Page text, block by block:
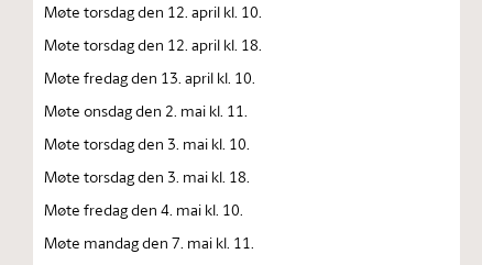
Møte torsdag den 12. april kl. 10.
Møte torsdag den 12. april kl. 18.
Møte fredag den 13. april kl. 10.
Møte onsdag den 2. mai kl. 11.
Møte torsdag den 3. mai kl. 10.
Møte torsdag den 3. mai kl. 18.
Møte fredag den 4. mai kl. 10.
Møte mandag den 7. mai kl. 11.